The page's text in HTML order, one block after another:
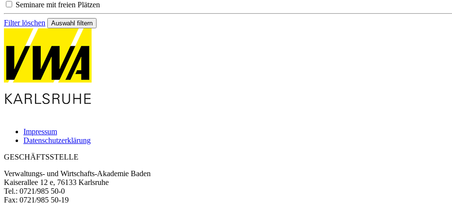
Seminare mit freien Plätzen
Filter löschen
Impressum
Datenschutzerklärung
GESCHÄFTSSTELLE
Verwaltungs- und Wirtschafts-Akademie Baden
Kaiserallee 12 e, 76133 Karlsruhe
Tel.: 0721/985 50-0
Fax: 0721/985 50-19